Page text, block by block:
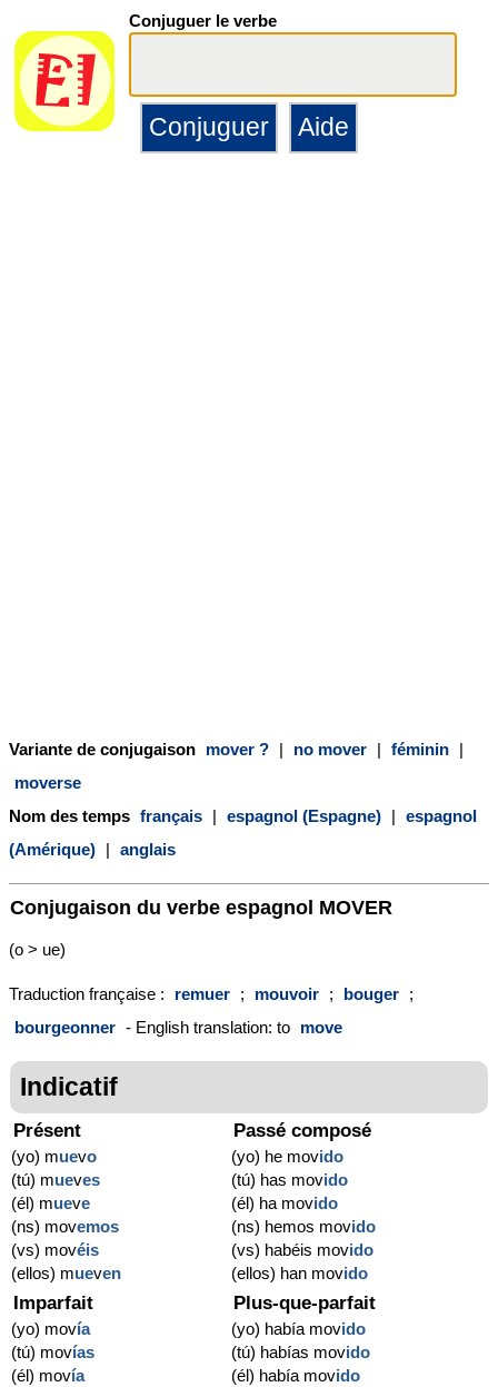
Conjuguer le verbe
Variante de conjugaison mover ? | no mover | féminin |
moverse
Nom des temps français | espagnol (Espagne) | espagnol
(Amérique) | anglais
Conjugaison du verbe espagnol MOVER
(o > ue)
Traduction française : remuer ; mouvoir ; bouger ;
bourgeonner - English translation: to move
Indicatif
Présent
(yo) muevo
(tú) mueves
(él) mueve
(ns) movemos
(vs) movéis
(ellos) mueven
Passé composé
(yo) he movido
(tú) has movido
(él) ha movido
(ns) hemos movido
(vs) habéis movido
(ellos) han movido
Imparfait
(yo) movía
(tú) movías
(él) movía
Plus-que-parfait
(yo) había movido
(tú) habías movido
(él) había movido